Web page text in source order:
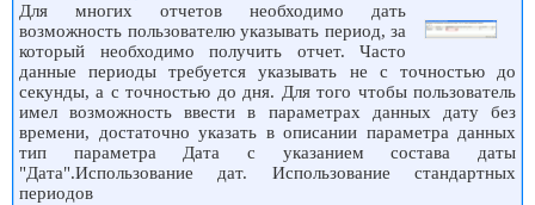
Для многих отчетов необходимо дать
возможность пользователю указывать период, за
который необходимо получить отчет. Часто
данные периоды требуется указывать не с точностью до
секунды, а с точностью до дня. Для того чтобы пользователь
имел возможность ввести в параметрах данных дату без
времени, достаточно указать в описании параметра данных
тип параметра Дата с указанием состава даты
"Дата".Использование дат. Использование стандартных
периодов